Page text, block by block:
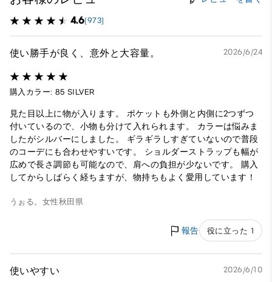
4.6(973)
使い勝手が良く、意外と大容量。 2026/6/24
購入カラー: 85 SILVER
見た目以上に物が入ります。 ポケットも外側と内側に2つずつ
付いているので、小物も分けて入れられます。 カラーは悩みま
したがシルバーにしました。 ギラギラしすぎていないので普段
のコーデにも合わせやすいです。 ショルダーストラップも幅が
広めで長さ調節も可能なので、肩への負担が少ないです。 購入
してからしばらく経ちますが、物持ちもよく愛用しています！
うぉる。 女性秋田県
報告 役に立った 1
使いやすい 2026/6/10